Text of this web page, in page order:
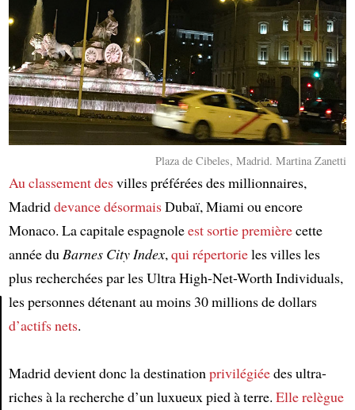
Plaza de Cibeles, Madrid. Martina Zanetti
Au classement desvilles préférées des millionnaires,
Madriddevance désormaisDubaï, Miami ou encore
Monaco. La capitale espagnoleest sortie premièrecette
année duBarnes City Index,qui répertorieles villes les
plus recherchées par les Ultra High-Net-Worth Individuals,
les personnes détenant au moins 30 millions de dollars
d’actifs nets.
Madrid devient donc la destinationprivilégiéedes ultra-
riches à la recherche d’un luxueux pied à terre. Elle relègue